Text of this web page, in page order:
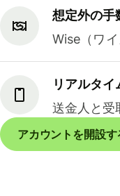
想定外の手
Wise（ワ
リアルタ
送金人と受
アカウントを開設す